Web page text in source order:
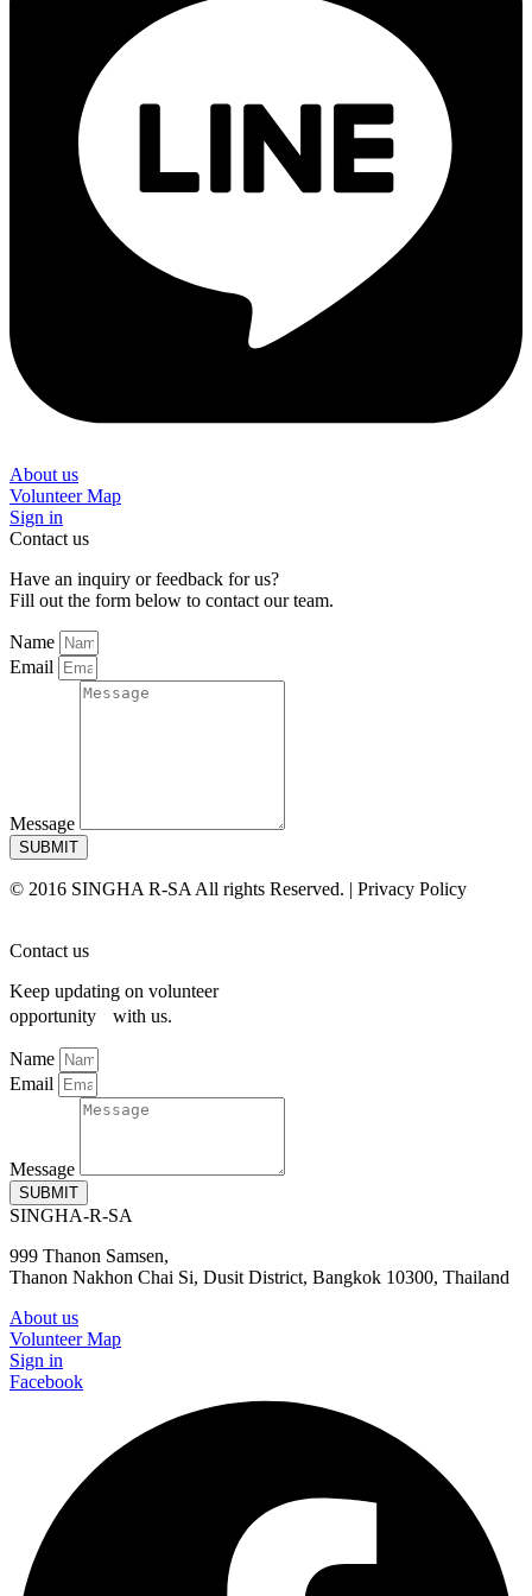
About us
Volunteer Map
Sign in
Contact us
Have an inquiry or feedback for us?
Fill out the form below to contact our team.
Name
Email
Message
SUBMIT
© 2016 SINGHA R-SA All rights Reserved. | Privacy Policy
Contact us
Keep updating on volunteer
opportunity with us.
Name
Email
Message
SUBMIT
SINGHA-R-SA
999 Thanon Samsen,
Thanon Nakhon Chai Si, Dusit District, Bangkok 10300, Thailand
About us
Volunteer Map
Sign in
Facebook